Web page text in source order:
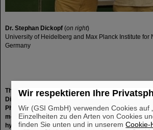
Dr. Stephan Dickopf (on right)
University of Heidelberg and Max Planck Institute for
Germany
This year's SPARC collaboration PhD Prize was
Dickopf (University of Heidelberg and Max
Physics) for his thesis entitled “High-
measurements of the magnetic moments
hydrogen-like beryllium-9”.
Wir respektieren Ihre
Wir (GSI GmbH) verwenden Cookies auf
Einzelheiten zu den Arten von Cookies
finden Sie unten und in unseremCookie-